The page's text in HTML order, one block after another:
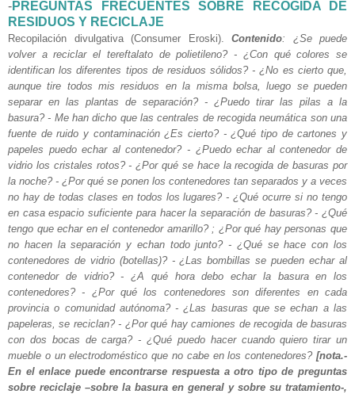
-PREGUNTAS FRECUENTES SOBRE RECOGIDA DE
RESIDUOS Y RECICLAJE
Recopilación divulgativa (Consumer Eroski). Contenido: ¿Se puede
volver a reciclar el tereftalato de polietileno? - ¿Con qué colores se
identifican los diferentes tipos de residuos sólidos? - ¿No es cierto que,
aunque tire todos mis residuos en la misma bolsa, luego se pueden
separar en las plantas de separación? - ¿Puedo tirar las pilas a la
basura? - Me han dicho que las centrales de recogida neumática son una
fuente de ruido y contaminación ¿Es cierto? - ¿Qué tipo de cartones y
papeles puedo echar al contenedor? - ¿Puedo echar al contenedor de
vidrio los cristales rotos? - ¿Por qué se hace la recogida de basuras por
la noche? - ¿Por qué se ponen los contenedores tan separados y a veces
no hay de todas clases en todos los lugares? - ¿Qué ocurre si no tengo
en casa espacio suficiente para hacer la separación de basuras? - ¿Qué
tengo que echar en el contenedor amarillo? ; ¿Por qué hay personas que
no hacen la separación y echan todo junto? - ¿Qué se hace con los
contenedores de vidrio (botellas)? - ¿Las bombillas se pueden echar al
contenedor de vidrio? - ¿A qué hora debo echar la basura en los
contenedores? - ¿Por qué los contenedores son diferentes en cada
provincia o comunidad autónoma? - ¿Las basuras que se echan a las
papeleras, se reciclan? - ¿Por qué hay camiones de recogida de basuras
con dos bocas de carga? - ¿Qué puedo hacer cuando quiero tirar un
mueble o un electrodoméstico que no cabe en los contenedores? [nota.-
En el enlace puede encontrarse respuesta a otro tipo de preguntas
sobre reciclaje –sobre la basura en general y sobre su tratamiento-,